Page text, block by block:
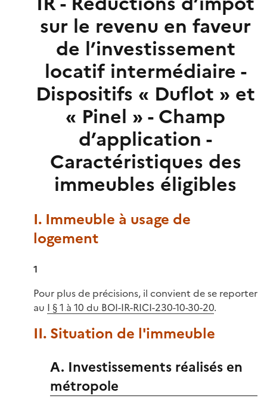
sur le revenu en faveur
de l’investissement
locatif intermédiaire -
Dispositifs « Duflot » et
« Pinel » - Champ
d’application -
Caractéristiques des
immeubles éligibles
I. Immeuble à usage de
logement
1
Pour plus de précisions, il convient de se reporter
au I § 1 à 10 du BOI-IR-RICI-230-10-30-20.
II. Situation de l'immeuble
A. Investissements réalisés en
métropole